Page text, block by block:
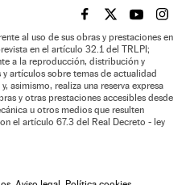
EL PAÍS BRASIL EN
EL PAÍSEL PAÍS
EL
al uso de sus obras y prestaciones en
en el artículo 32.1 del TRLPI;
a la reproducción, distribución y
artículos sobre temas de actualidad
asimismo, realiza una reserva expresa
y otras prestaciones accesibles desde
u otros medios que resulten
el artículo 67.3 del Real Decreto - ley